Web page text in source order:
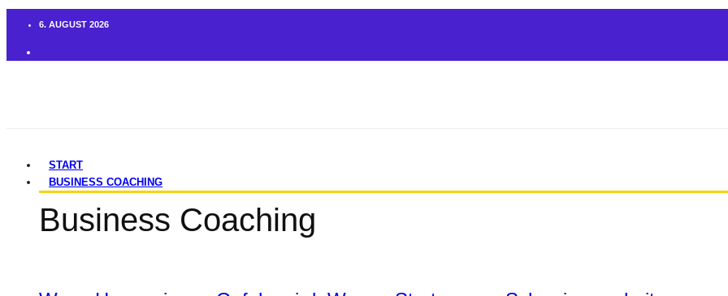
6. AUGUST 2026
START
BUSINESS COACHING
Business Coaching